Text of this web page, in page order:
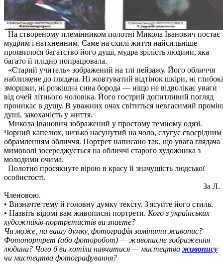
На створеному племінником полотні Микола Іванович постає
мудрим і натхненним. Саме на схилі життя найсильніше
проявилося багатство його душі, мудра зрілість людини, яка
багато й плідно попрацювала.
«Старий учитель» зображений на тлі пейзажу. Його обличчя
наближене до глядача. Ні жовтуватий відтінок шкіри, ні глибокі
зморшки, ні розкішна сива борода — ніщо не відволікає уваги
від очей літнього чоловіка. Його гострий допитливий погляд
проникає в душу. В уважних очах світиться невгасимий
душі, закоханість у життя.
Микола Іванович зображений у простому темному одязі.
Чорний капелюх, низько насунутий на чоло, слугує своєрідним
обрамленням обличчя. Портрет написано так, що увага глядача
мимоволі зосереджується на обличчі старого художника з
молодими очима.
Полотно просякнуте вірою в красу й значущість людської
особистості.
За Л.
Членовою.
• Визначте тему й головну думку тексту. З'ясуйте його стиль.
• Назвіть відомі вам живописні портрети. Кого з українських
художників-портретистів ви знаєте?
Чи може, на вашу думку, фотографія замінити живопис?
Фотопортрет (або фоторобот) — живописне зображення
людини? Чого б ви хотіли навчитися — мистецтва живопису
чи мистецтва фотографування?